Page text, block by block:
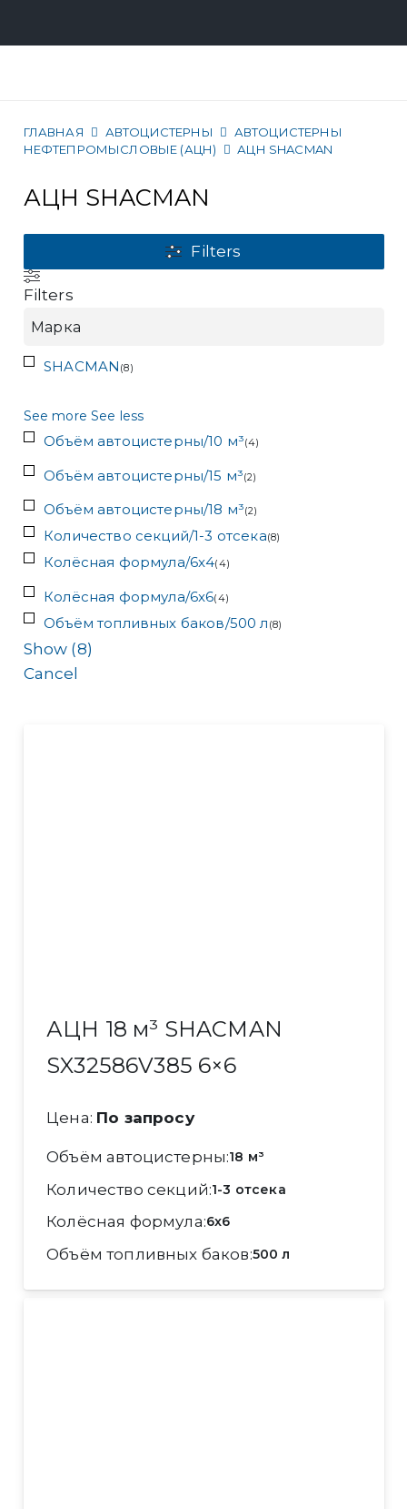
ГЛАВНАЯ АВТОЦИСТЕРНЫ
АВТОЦИСТЕРНЫ
НЕФТЕПРОМЫСЛОВЫЕ (АЦН)
АЦН SHACMAN
АЦН SHACMAN
Filters
Filters
Марка
SHACMAN (8)
See more See less
Объём автоцистерны/10 м³(4)
Объём автоцистерны/15 м³(2)
Объём автоцистерны/18 м³(2)
Количество секций/1-3 отсека(8)
Колёсная формула/6x4(4)
Колёсная формула/6x6(4)
Объём топливных баков/500 л (8)
Show (8)
Cancel
АЦН 18 м³ SHACMAN
SX32586V385 6×6
Цена: По запросу
Объём автоцистерны 18 м³
Количество секций 1-3 отсека
Колёсная формула 6x6
Объём топливных баков 500 л